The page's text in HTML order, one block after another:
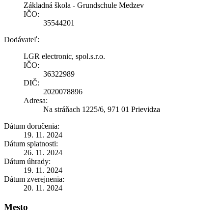
Základná škola - Grundschule Medzev
IČO:
35544201
Dodávateľ:
LGR electronic, spol.s.r.o.
IČO:
36322989
DIČ:
2020078896
Adresa:
Na stráňach 1225/6, 971 01 Prievidza
Dátum doručenia:
19. 11. 2024
Dátum splatnosti:
26. 11. 2024
Dátum úhrady:
19. 11. 2024
Dátum zverejnenia:
20. 11. 2024
Mesto